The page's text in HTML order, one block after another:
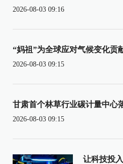
2026-08-03 09:16
“妈祖”为全球应对气候变化贡
2026-08-03 09:15
甘肃首个林草行业碳计量中心
2026-08-03 09:15
让科技投